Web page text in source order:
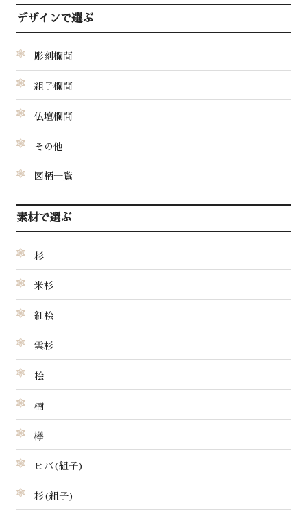
デザインで選ぶ
彫刻欄間
組子欄間
仏壇欄間
その他
図柄一覧
素材で選ぶ
杉
米杉
紅桧
雲杉
桧
楠
欅
ヒバ(組子)
杉(組子)